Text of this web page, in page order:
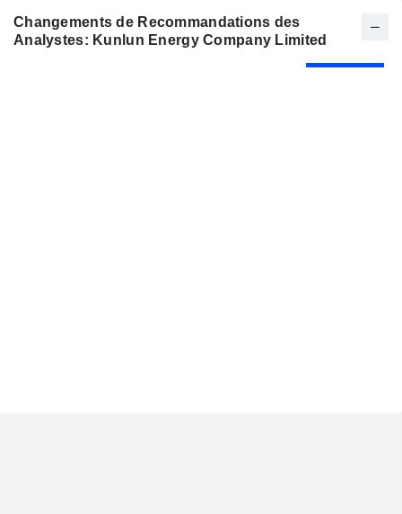
Changements de Recommandations des
Analystes: Kunlun Energy Company Limited